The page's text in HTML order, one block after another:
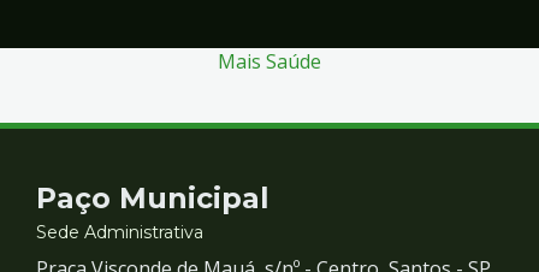
Mais Saúde
Contato
e
Paço Municipal
Sede Administrativa